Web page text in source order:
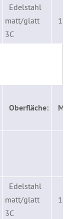
Edelstahl
matt/glatt
3C
1,0
Oberfläche:
Edelstahl
matt/glatt
3C
1,0